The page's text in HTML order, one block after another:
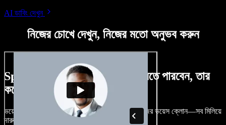
AI ডাবিং দেখুন
নিজের চোখে দেখুন, নিজের মতো অনুভব করুন
Speechify Studio দিয়ে কী কী করতে পারবেন, তার
কয়েকটা উদাহরণ দেখুন
ভয়েসওভার, রয়্যালটি-ফ্রি ছবি, অডিও, ভিডিও যোগ, নিজের ভয়েস ক্লোন—সব মিলিয়ে
দারুণ মনে রাখার মতো অডিও-ভিডিও প্রজেক্ট বানান।